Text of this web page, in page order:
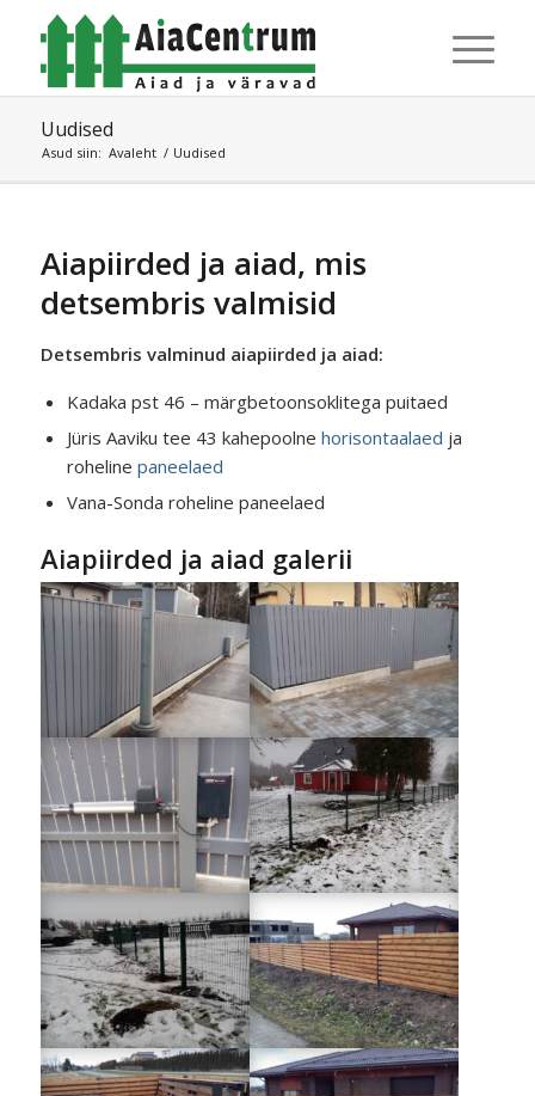
Uudised
Asud siin: Avaleht / Uudised
Aiapiirded ja aiad, mis
detsembris valmisid
Detsembris valminud aiapiirded ja aiad:
Kadaka pst 46 – märgbetoonsoklitega puitaed
Jüris Aaviku tee 43 kahepoolne horisontaalaed ja
roheline paneelaed
Vana-Sonda roheline paneelaed
Aiapiirded ja aiad galerii